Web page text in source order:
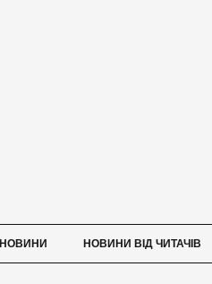
НОВИНИ НОВИНИ ВІД ЧИТАЧІВ